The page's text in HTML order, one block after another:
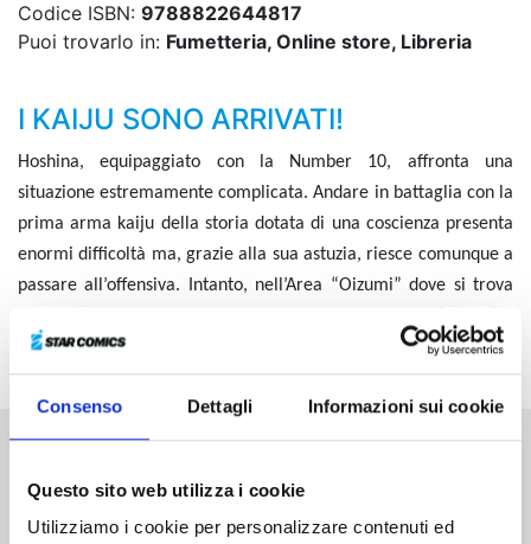
Consenso Dettagli Informazioni sui cookie
Questo sito web utilizza i cookie
Utilizziamo i cookie per personalizzare contenuti ed
Codice ISBN: 9788822644817
Puoi trovarlo in: Fumetteria, Online store, Libreria
I KAIJU SONO ARRIVATI!
Hoshina, equipaggiato con la Number 10, affronta una
situazione estremamente complicata. Andare in battaglia con la
prima arma kaiju della storia dotata di una coscienza presenta
enormi difficoltà ma, grazie alla sua astuzia, riesce comunque a
passare all’offensiva. Intanto, nell’Area “Oizumi” dove si trova
la situazione precipita!
Altri volumi della serie